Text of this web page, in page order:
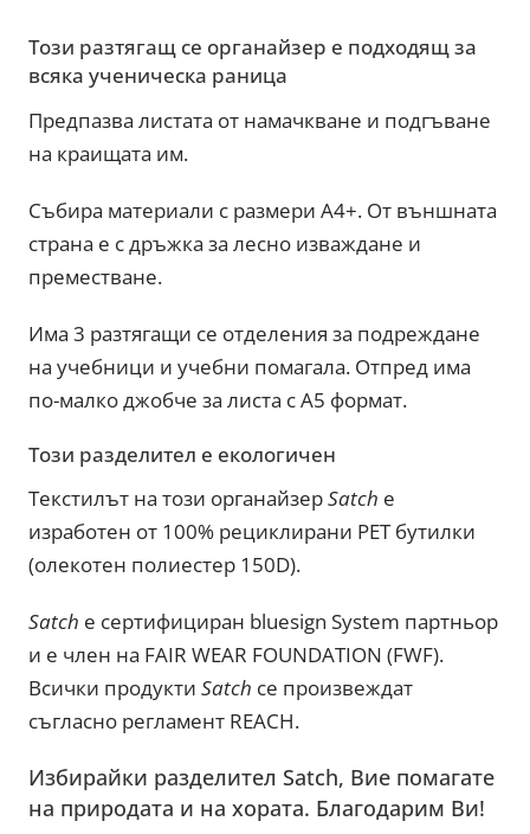
Този разтягащ се органайзер е подходящ за
всяка ученическа раница
Предпазва листата от намачкване и подгъване
на краищата им.
Събира материали с размери А4+. От външната
страна е с дръжка за лесно изваждане и
преместване.
Има 3 разтягащи се отделения за подреждане
на учебници и учебни помагала. Отпред има
по-малко джобче за листа с А5 формат.
Този разделител е екологичен
Текстилът на този органайзерSatch е
изработен от 100% рециклирани PET бутилки
(олекотен полиестер 150D).
Satch е сертифициран bluesign System партньор
и е член на FAIR WEAR FOUNDATION (FWF).
Всички продуктиSatch се произвеждат
съгласно регламент REACH.
Избирайки разделител Satch, Вие помагате
на природата и на хората. Благодарим Ви!